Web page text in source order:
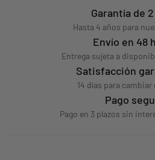
Garantía de
Hasta 4 años para
Envío en 48
Entrega sujeta a
Satisfacción
14 días para
Pago
Pago en 3 plazos sin